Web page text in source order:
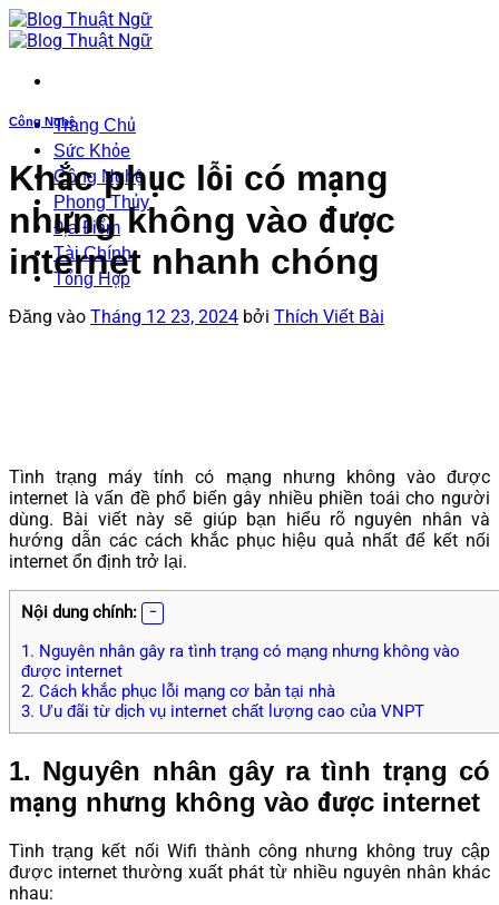
Bỏ
qua
dung
Trang Chủ
Sức Khỏe
Công Nghệ
Phong Thủy
Địa Điểm
Tài Chính
Tổng Hợp
Công Nghệ
Khắc phục lỗi có mạng
nhưng không vào được
internet nhanh chóng
Đăng vào Tháng 12 23, 2024 bởi Thích Viết Bài
Tình trạng máy tính có mạng nhưng không vào được
internet là vấn đề phổ biến gây nhiều phiền toái cho người
dùng. Bài viết này sẽ giúp bạn hiểu rõ nguyên nhân và
hướng dẫn các cách khắc phục hiệu quả nhất để kết nối
internet ổn định trở lại.
Nội dung chính:
1. Nguyên nhân gây ra tình trạng có mạng nhưng không vào
được internet
2. Cách khắc phục lỗi mạng cơ bản tại nhà
3. Ưu đãi từ dịch vụ internet chất lượng cao của VNPT
1. Nguyên nhân gây ra tình trạng có
mạng nhưng không vào được internet
Tình trạng kết nối Wifi thành công nhưng không truy cập
được internet thường xuất phát từ nhiều nguyên nhân khác
nhau: